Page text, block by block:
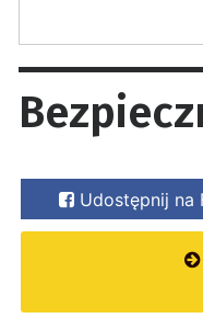
Udostępnij na